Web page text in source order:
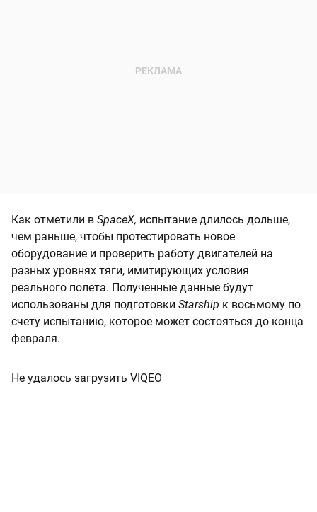
Как отметили в SpaceX, испытание длилось дольше,
чем раньше, чтобы протестировать новое
оборудование и проверить работу двигателей на
разных уровнях тяги, имитирующих условия
реального полета. Полученные данные будут
использованы для подготовки Starship к восьмому по
счету испытанию, которое может состояться до конца
февраля.
Не удалось загрузить VIQEO